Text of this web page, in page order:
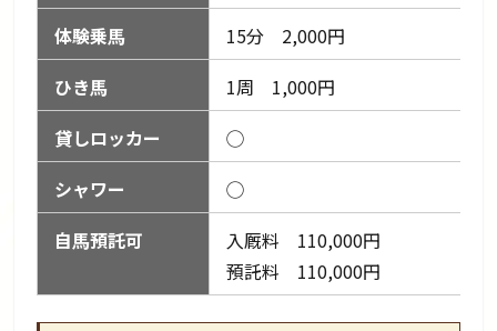
体験乗馬
15分 2,000円
ひき馬
1周 1,000円
貸しロッカー
◯
シャワー
◯
自馬預託可
入厩料 110,000円
預託料 110,000円